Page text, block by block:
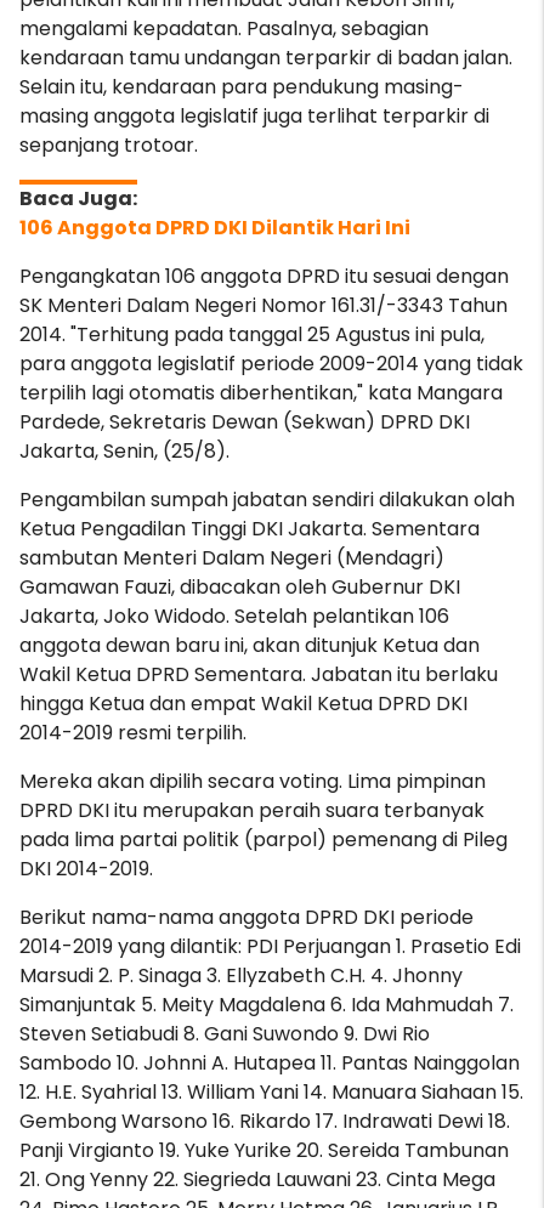
mengalami kepadatan. Pasalnya, sebagian
kendaraan tamu undangan terparkir di badan jalan.
Selain itu, kendaraan para pendukung masing-
masing anggota legislatif juga terlihat terparkir di
sepanjang trotoar.
106 Anggota DPRD DKI Dilantik Hari Ini
Pengangkatan 106 anggota DPRD itu sesuai dengan
SK Menteri Dalam Negeri Nomor 161.31/-3343 Tahun
2014. "Terhitung pada tanggal 25 Agustus ini pula,
para anggota legislatif periode 2009-2014 yang tidak
terpilih lagi otomatis diberhentikan," kata Mangara
Pardede, Sekretaris Dewan (Sekwan) DPRD DKI
Jakarta, Senin, (25/8).
Pengambilan sumpah jabatan sendiri dilakukan olah
Ketua Pengadilan Tinggi DKI Jakarta. Sementara
sambutan Menteri Dalam Negeri (Mendagri)
Gamawan Fauzi, dibacakan oleh Gubernur DKI
Jakarta, Joko Widodo. Setelah pelantikan 106
anggota dewan baru ini, akan ditunjuk Ketua dan
Wakil Ketua DPRD Sementara. Jabatan itu berlaku
hingga Ketua dan empat Wakil Ketua DPRD DKI
2014-2019 resmi terpilih.
Mereka akan dipilih secara voting. Lima pimpinan
DPRD DKI itu merupakan peraih suara terbanyak
pada lima partai politik (parpol) pemenang di Pileg
DKI 2014-2019.
Berikut nama-nama anggota DPRD DKI periode
2014-2019 yang dilantik: PDI Perjuangan 1. Prasetio Edi
Marsudi 2. P. Sinaga 3. Ellyzabeth C.H. 4. Jhonny
Simanjuntak 5. Meity Magdalena 6. Ida Mahmudah 7.
Steven Setiabudi 8. Gani Suwondo 9. Dwi Rio
Sambodo 10. Johnni A. Hutapea 11. Pantas Nainggolan
12. H.E. Syahrial 13. William Yani 14. Manuara Siahaan 15.
Gembong Warsono 16. Rikardo 17. Indrawati Dewi 18.
Panji Virgianto 19. Yuke Yurike 20. Sereida Tambunan
21. Ong Yenny 22. Siegrieda Lauwani 23. Cinta Mega